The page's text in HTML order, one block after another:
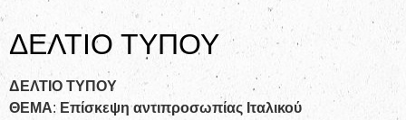
ΔΕΛΤΙΟ ΤΥΠΟΥ
ΔΕΛΤΙΟ ΤΥΠΟΥ
ΘΕΜΑ: Επίσκεψη αντιπροσωπίας Ιταλικού